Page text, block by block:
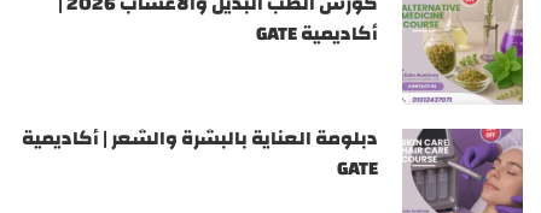
أكاديمية GATE
دبلومة العناية بالبشرة والشعر | أكاديمية
GATE